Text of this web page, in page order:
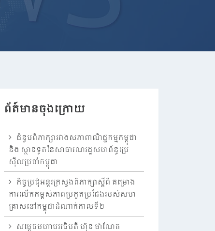
ព័ត៍មានចុងក្រោយ
ជំនួបពិភាក្សារវាងសភាពាណិជ្ជកម្មកម្ពុជា
និង ស្ថានទូតនៃសាធារណរដ្ឋសហព័ន្ធប្រេ
ស៊ីលប្រចាំកម្ពុជា
កិច្ចប្រជុំអន្តរក្រសួងពិភាក្សាស្តីពី គម្រោង
ការលើកកម្ពស់ភាពប្រកួតប្រជែងរបស់សហ
គ្រាសនៅកម្ពុជាដំណាក់កាលទី២
សម្តេចមហាបវរធិបតី ហ៊ុន ម៉ាណែត